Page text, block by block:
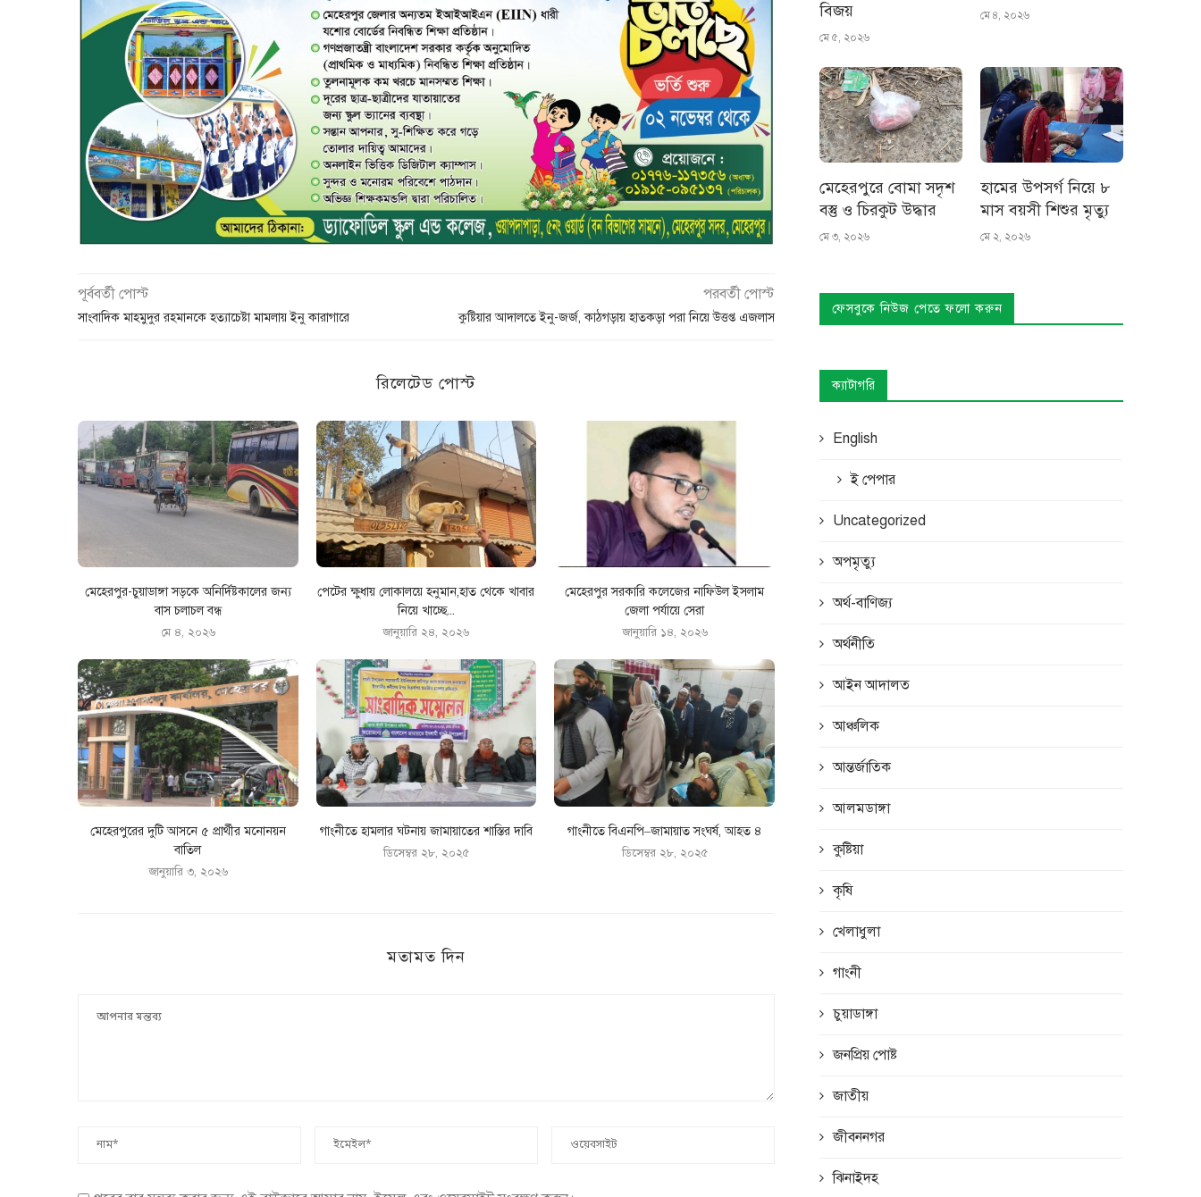
পূর্ববর্তী পোস্ট
সাংবাদিক মাহমুদুর রহমানকে হত্যাচেষ্টা মামলায় ইনু কারাগারে
পরবর্তী পোস্ট
কুষ্টিয়ার আদালতে ইনু-জর্জ, কাঠগড়ায় হাতকড়া পরা নিয়ে উত্তপ্ত এজলাস
রিলেটেড পোস্ট
মেহেরপুর-চুয়াডাঙ্গা সড়কে অনির্দিষ্টকালের জন্য
বাস চলাচল বন্ধ
মে ৪, ২০২৬
পেটের ক্ষুধায় লোকালয়ে হনুমান,হাত থেকে খাবার
নিয়ে খাচ্ছে...
জানুয়ারি ২৪, ২০২৬
মেহেরপুর সরকারি কলেজের নাফিউল ইসলাম
জেলা পর্যায়ে সেরা
জানুয়ারি ১৪, ২০২৬
মেহেরপুরের দুটি আসনে ৫ প্রার্থীর মনোনয়ন
বাতিল
জানুয়ারি ৩, ২০২৬
গাংনীতে হামলার ঘটনায় জামায়াতের শাস্তির দাবি
ডিসেম্বর ২৮, ২০২৫
গাংনীতে বিএনপি–জামায়াত সংঘর্ষ, আহত ৪
ডিসেম্বর ২৮, ২০২৫
মতামত দিন
বিজয়
মে ৫, ২০২৬
মে ৪, ২০২৬
মেহেরপুরে বোমা সদৃশ
বস্তু ও চিরকুট উদ্ধার
মে ৩, ২০২৬
হামের উপসর্গ নিয়ে ৮
মাস বয়সী শিশুর মৃত্যু
মে ২, ২০২৬
ফেসবুকে নিউজ পেতে ফলো করুন
ক্যাটাগরি
English
ই পেপার
Uncategorized
অপমৃত্যু
অর্থ-বাণিজ্য
অর্থনীতি
আইন আদালত
আঞ্চলিক
আন্তর্জাতিক
আলমডাঙ্গা
কুষ্টিয়া
কৃষি
খেলাধুলা
গাংনী
চুয়াডাঙ্গা
জনপ্রিয় পোষ্ট
জাতীয়
জীবননগর
ঝিনাইদহ